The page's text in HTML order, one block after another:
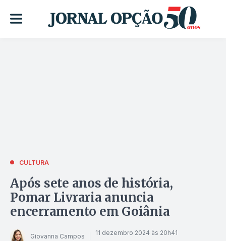
CULTURA
Após sete anos de história,
Pomar Livraria anuncia
encerramento em Goiânia
Giovanna Campos 11 dezembro 2024 às 20h41